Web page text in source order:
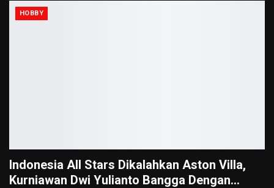
HOBBY
Indonesia All Stars Dikalahkan Aston Villa,
Kurniawan Dwi Yulianto Bangga Dengan…